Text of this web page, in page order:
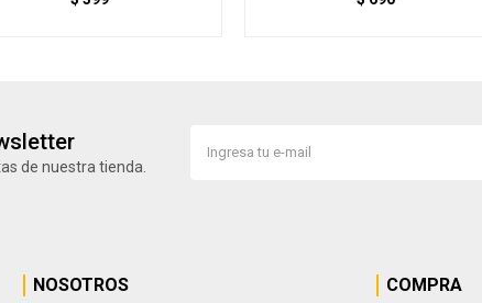
de nuestra tienda.
NOSOTROS COMPRA